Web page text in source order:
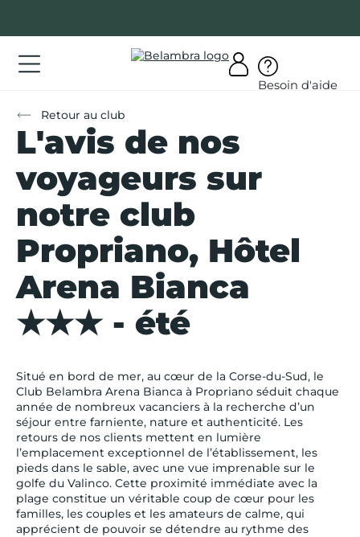
contenu
Besoin d'aide
Retour au club
L'avis de nos
voyageurs sur
notre club
Propriano, Hôtel
Arena Bianca
★★★ - été
Situé en bord de mer, au cœur de la Corse-du-Sud, le
Club Belambra Arena Bianca à Propriano séduit chaque
année de nombreux vacanciers à la recherche d’un
séjour entre farniente, nature et authenticité. Les
retours de nos clients mettent en lumière
l’emplacement exceptionnel de l’établissement, les
pieds dans le sable, avec une vue imprenable sur le
golfe du Valinco. Cette proximité immédiate avec la
plage constitue un véritable coup de cœur pour les
familles, les couples et les amateurs de calme, qui
apprécient de pouvoir se détendre au rythme des